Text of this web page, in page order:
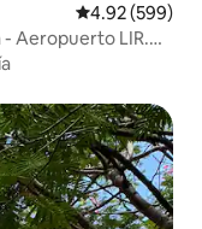
Calificación
4.92 (599)
Aeropuerto LIR.